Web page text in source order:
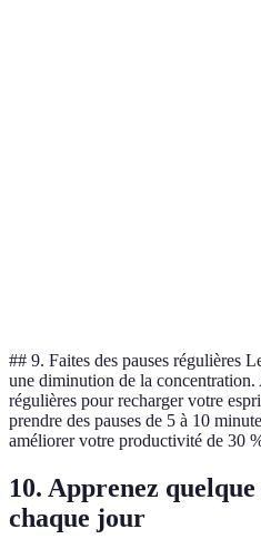
## 9. Faites des pauses régulières
une diminution de la concentration.
régulières pour recharger votre
prendre des pauses de 5 à 10
améliorer votre productivité de 30
10. Apprenez
chaque jour